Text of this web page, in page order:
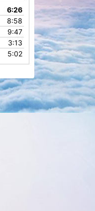
6:26
8:58
9:47
3:13
5:02